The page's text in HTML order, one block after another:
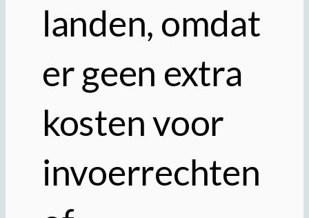
landen, omdat
er geen extra
kosten voor
invoerrechten